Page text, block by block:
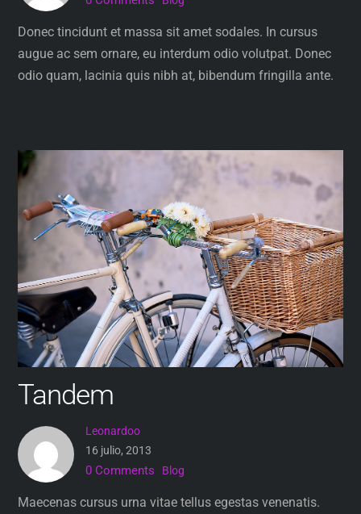
Donec tincidunt et massa sit amet sodales. In cursus
augue ac sem ornare, eu interdum odio volutpat. Donec
odio quam, lacinia quis nibh at, bibendum fringilla ante.
Tandem
Leonardoo
16 julio, 2013
0 Comments Blog
Maecenas cursus urna vitae tellus egestas venenatis.